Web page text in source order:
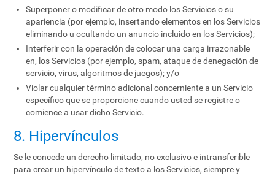
Superponer o modificar de otro modo los Servicios o su
apariencia (por ejemplo, insertando elementos en los Servicios
eliminando u ocultando un anuncio incluido en los Servicios);
Interferir con la operación de colocar una carga irrazonable
en, los Servicios (por ejemplo, spam, ataque de denegación de
servicio, virus, algoritmos de juegos); y/o
Violar cualquier término adicional concerniente a un Servicio
específico que se proporcione cuando usted se registre o
comience a usar dicho Servicio.
8. Hipervínculos
Se le concede un derecho limitado, no exclusivo e intransferible
para crear un hipervínculo de texto a los Servicios, siempre y